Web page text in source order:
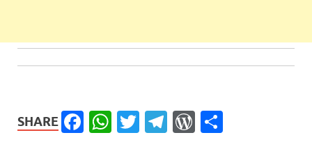
SHARE Facebook
WhatsApp
Twitter
Telegram
WordPress